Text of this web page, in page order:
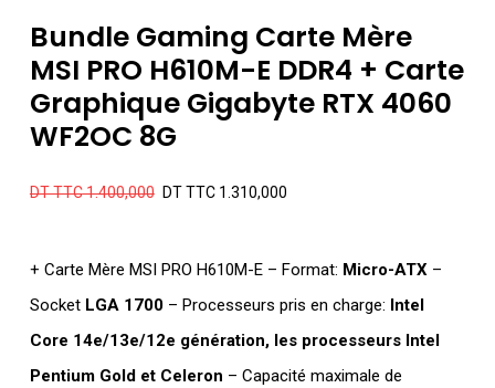
Bundle Gaming Carte Mère
MSI PRO H610M-E DDR4 + Carte
Graphique Gigabyte RTX 4060
WF2OC 8G
DT TTC1.400,000 Le
était :
DT
TTC 1.400,000.
DT TTC1.310,000Le
est :
DT
TTC
+ Carte Mère MSI PRO H610M-E – Format: Micro-ATX –
Socket LGA 1700 – Processeurs pris en charge: Intel
Core 14e/13e/12e génération, les processeurs Intel
Pentium Gold et Celeron – Capacité maximale de